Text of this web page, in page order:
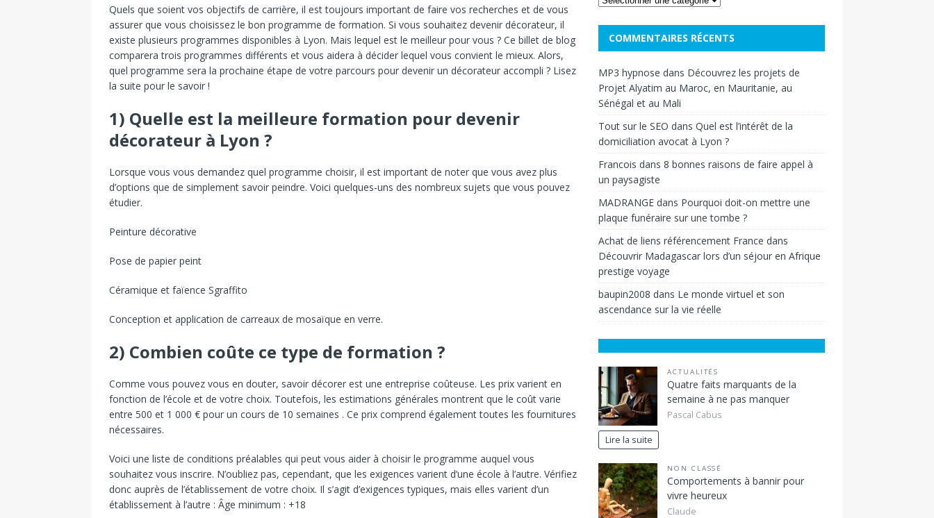
Quels que soient vos objectifs de carrière, il est toujours important de faire vos recherches et de vous
assurer que vous choisissez le bon programme de formation. Si vous souhaitez devenir décorateur, il
existe plusieurs programmes disponibles à Lyon. Mais lequel est le meilleur pour vous ? Ce billet de blog
comparera trois programmes différents et vous aidera à décider lequel vous convient le mieux. Alors,
quel programme sera la prochaine étape de votre parcours pour devenir un décorateur accompli ? Lisez
la suite pour le savoir !
1) Quelle est la meilleure formation pour devenir
décorateur à Lyon ?
Lorsque vous vous demandez quel programme choisir, il est important de noter que vous avez plus
d’options que de simplement savoir peindre. Voici quelques-uns des nombreux sujets que vous pouvez
étudier.
Peinture décorative
Pose de papier peint
Céramique et faïence Sgraffito
Conception et application de carreaux de mosaïque en verre.
2) Combien coûte ce type de formation ?
Comme vous pouvez vous en douter, savoir décorer est une entreprise coûteuse. Les prix varient en
fonction de l’école et de votre choix. Toutefois, les estimations générales montrent que le coût varie
entre 500 et 1 000 € pour un cours de 10 semaines . Ce prix comprend également toutes les fournitures
nécessaires.
Voici une liste de conditions préalables qui peut vous aider à choisir le programme auquel vous
souhaitez vous inscrire. N’oubliez pas, cependant, que les exigences varient d’une école à l’autre. Vérifiez
donc auprès de l’établissement de votre choix. Il s’agit d’exigences typiques, mais elles varient d’un
établissement à l’autre : Âge minimum : +18
COMMENTAIRES RÉCENTS
MP3 hypnose dans Découvrez les projets de
Projet Alyatim au Maroc, en Mauritanie, au
Sénégal et au Mali
Tout sur le SEO dans Quel est l’intérêt de la
domiciliation avocat à Lyon ?
Francois dans 8 bonnes raisons de faire appel à
un paysagiste
MADRANGEdans Pourquoi doit-on mettre une
plaque funéraire sur une tombe ?
Achat de liens référencement France dans
Découvrir Madagascar lors d’un séjour en Afrique
prestige voyage
baupin2008 dans Le monde virtuel et son
ascendance sur la vie réelle
ACTUALITÉS
Quatre faits marquants de la
semaine à ne pas manquer
Pascal Cabus
Lire la suite
NON CLASSÉ
Comportements à bannir pour
vivre heureux
Claude